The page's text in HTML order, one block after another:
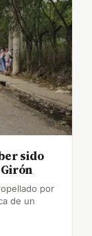
sido
por
de un